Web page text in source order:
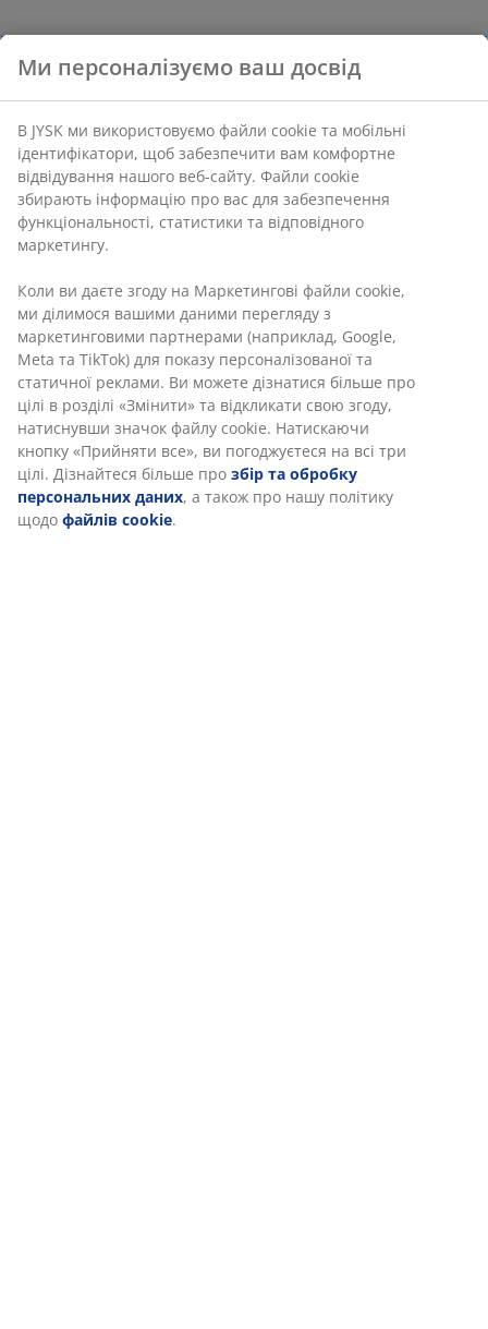
Ми персоналізуємо ваш досвід
В JYSK ми використовуємо файли cookie та мобільні
ідентифікатори, щоб забезпечити вам комфортне
відвідування нашого веб-сайту. Файли cookie
збирають інформацію про вас для забезпечення
функціональності, статистики та відповідного
маркетингу.
Коли ви даєте згоду на Маркетингові файли cookie,
ми ділимося вашими даними перегляду з
маркетинговими партнерами (наприклад, Google,
Meta та TikTok) для показу персоналізованої та
статичної реклами. Ви можете дізнатися більше про
цілі в розділі «Змінити» та відкликати свою згоду,
натиснувши значок файлу cookie. Натискаючи
кнопку «Прийняти все», ви погоджуєтеся на всі три
цілі. Дізнайтеся більше про збір та обробку
персональних даних, а також про нашу політику
щодо файлів cookie.